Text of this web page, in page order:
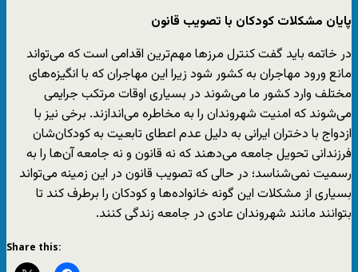
پایان مشکلات کودکان با تصویب قانون
در خاتمه باید گفت کنترل مرزها مهم‌ترین اقدامی است که می‌تواند
مانع ورود مهاجران به کشور شود زیرا این مهاجران که با انگیزه‌های
مختلف وارد کشور ما می‌شوند در بسیاری اوقات مرتکب جرایمی
می‌شوند که امنیت شهروندان را به مخاطره می‌اندازند. برخی نیز با
ازدواج با دختران ایرانی به دلیل عدم اعطای تابعیت به کودکان‌شان
فرزندانی تحویل جامعه می‌دهند که نه قانون و نه جامعه آن‌ها را به
رسمیت نمی‌شناسد؛ در حالی که تصویب قانون در این زمینه می‌تواند
بسیاری از مشکلات این گونه خانواده‌ها و کودکان را برطرف کند تا
بتوانند مانند شهروندان عادی در جامعه زندگی کنند.
Share this: